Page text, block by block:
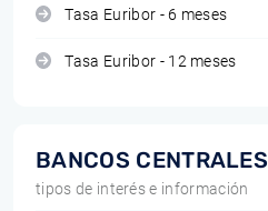
Tasa Euribor - 6 meses
Tasa Euribor - 12 meses
BANCOS CENTRALES
tipos de interés e información